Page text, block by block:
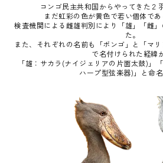
コンゴ民主共和国からやってきた２
まだ虹彩の色が黄色で若い個体であ
検査機関による雌雄判別により「雄」「雌
た。
また、それぞれの名前も「ボンゴ」と「マ
で名付けられた経緯
「雄：サカラ(ナイジェリアの片面太鼓)」
ハープ型弦楽器)」と命名